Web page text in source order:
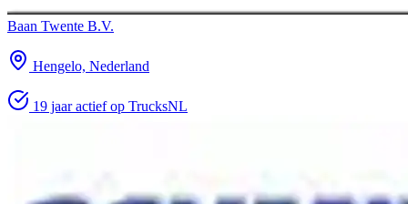
Baan Twente B.V.
Hengelo, Nederland
19 jaar actief op TrucksNL